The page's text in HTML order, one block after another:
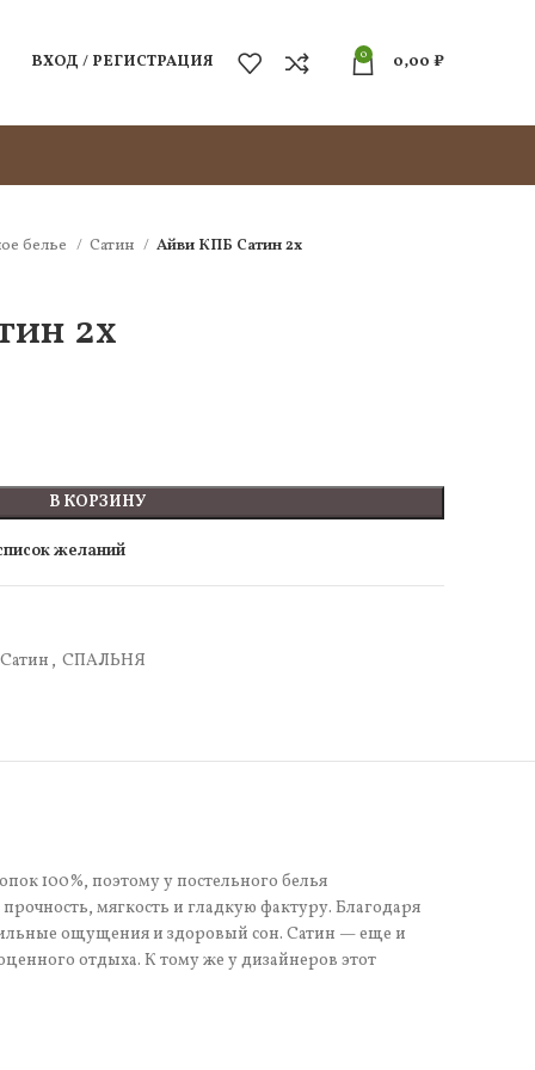
ВХОД / РЕГИСТРАЦИЯ 0 0,00 ₽
белье Сатин Айви КПБ Сатин 2х
2х
В КОРЗИНУ
желаний
Сатин , СПАЛЬНЯ
100%, поэтому у постельного белья
мягкость и гладкую фактуру. Благодаря
ощущения и здоровый сон. Сатин — еще и
отдыха. К тому же у дизайнеров этот